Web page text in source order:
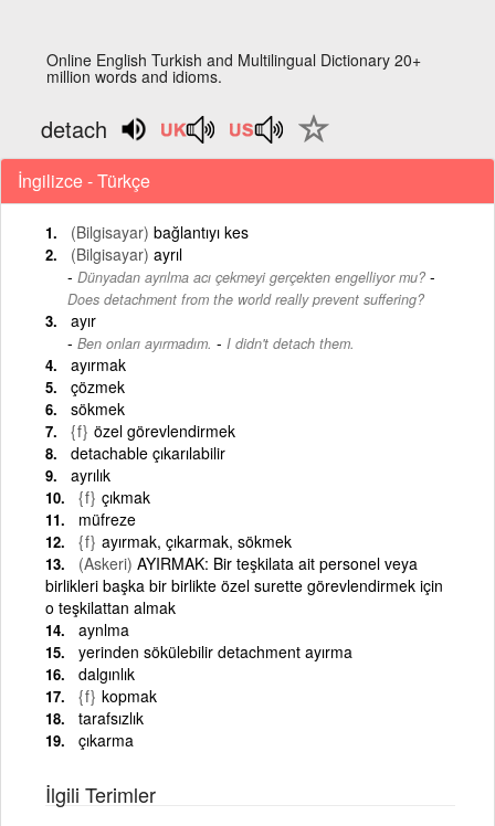
Online English Turkish and Multilingual Dictionary 20+
million words and idioms.
detach
İngilizce - Türkçe
(Bilgisayar) bağlantıyı kes
(Bilgisayar) ayrıl
Dünyadan ayrılma acı çekmeyi gerçekten engelliyor mu? -
Does detachment from the world really prevent suffering?
ayır
Ben onları ayırmadım. - I didn't detach them.
ayırmak
çözmek
sökmek
{f} özel görevlendirmek
detachable çıkarılabilir
ayrılık
{f} çıkmak
müfreze
{f} ayırmak, çıkarmak, sökmek
(Askeri) AYIRMAK: Bir teşkilata ait personel veya
birlikleri başka bir birlikte özel surette görevlendirmek için
o teşkilattan almak
aynlma
yerinden sökülebilir detachment ayırma
dalgınlık
{f} kopmak
tarafsızlık
çıkarma
İlgili Terimler